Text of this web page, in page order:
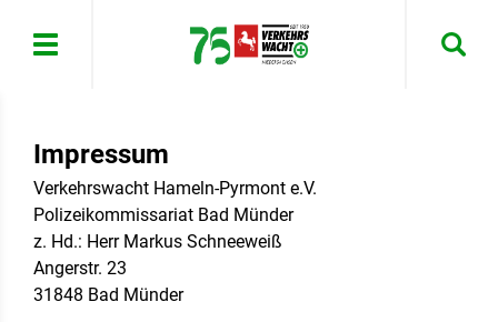
Impressum
Verkehrswacht Hameln-Pyrmont e.V.
Polizeikommissariat Bad Münder
z. Hd.: Herr Markus Schneeweiß
Angerstr. 23
31848 Bad Münder